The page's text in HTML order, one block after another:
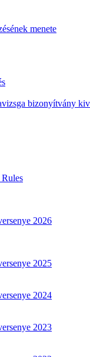
menete
bizonyítvány
2026
2025
2024
2023